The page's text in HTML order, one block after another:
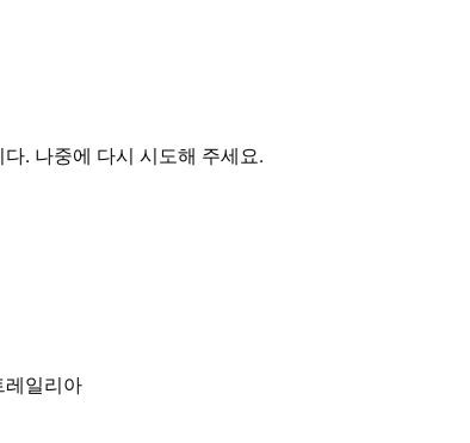
. 나중에 다시 시도해 주세요.
레일리아